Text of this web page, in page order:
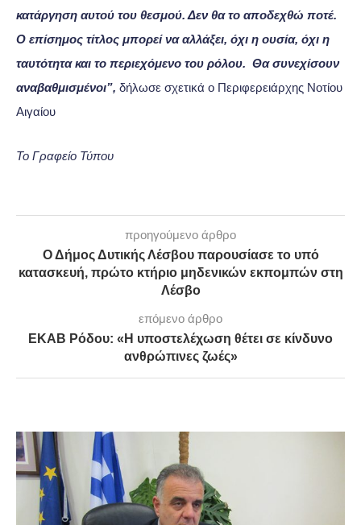
κατάργηση αυτού του θεσμού. Δεν θα το αποδεχθώ ποτέ.
Ο επίσημος τίτλος μπορεί να αλλάξει, όχι η ουσία, όχι η
ταυτότητα και το περιεχόμενο του ρόλου. Θα συνεχίσουν
αναβαθμισμένοι”, δήλωσε σχετικά ο Περιφερειάρχης Νοτίου
Αιγαίου
Το Γραφείο Τύπου
προηγούμενο άρθρο
Ο Δήμος Δυτικής Λέσβου παρουσίασε το υπό
κατασκευή, πρώτο κτήριο μηδενικών εκπομπών στη
Λέσβο
επόμενο άρθρο
ΕΚΑΒ Ρόδου: «Η υποστελέχωση θέτει σε κίνδυνο
ανθρώπινες ζωές»